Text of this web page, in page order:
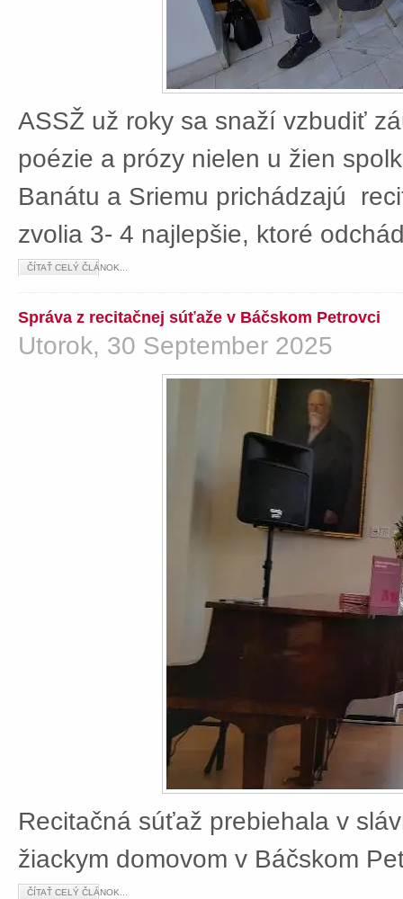
ASSŽ už roky sa snaží vzbudiť
poézie a prózy nielen u žien
Banátu a Sriemu prichádzajú
zvolia 3- 4 najlepšie, ktoré
ČÍTAŤ CELÝ ČLÁNOK...
Správa z recitačnej súťaže v Báčskom Petrovci
Utorok, 30 September 2025
Recitačná súťaž prebiehala v
žiackym domovom v Báčskom
ČÍTAŤ CELÝ ČLÁNOK...